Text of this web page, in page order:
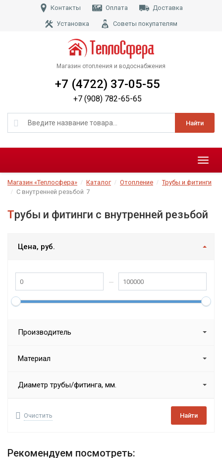
Контакты Оплата Доставка
Установка Советы покупателям
Магазин отопления и водоснабжения
Найти
+7 (4722) 37-05-55
+7 (908) 782-65-65
Меню
Магазин «Теплосфера» Каталог Отопление
Трубы и фитинги
С внутренней резьбой 7
Трубы и фитинги с внутренней резьбой
Цена, руб.
Производитель
Материал
Диаметр трубы/фитинга, мм.
Очистить Найти
Рекомендуем посмотреть: